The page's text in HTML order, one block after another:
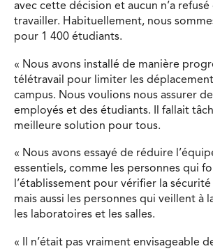
avec cette décision et aucun n’a
travailler. Habituellement, nous
pour 1 400 étudiants.
« Nous avons installé de manière
télétravail pour limiter les
campus. Nous voulions nous assurer
employés et des étudiants. Il fallait
meilleure solution pour tous.
« Nous avons essayé de réduire
essentiels, comme les personnes qui
l’établissement pour vérifier la
mais aussi les personnes qui veillent à
les laboratoires et les salles.
« Il n’était pas vraiment envisageable